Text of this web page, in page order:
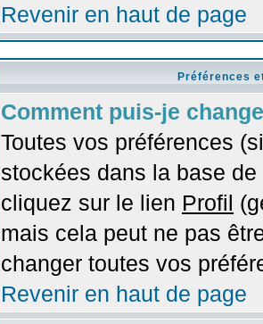
Revenir en haut de page
Préférences
Comment puis-je
Toutes vos préférences
stockées dans la base
cliquez sur le lien Profil
mais cela peut ne pas
changer toutes vos
Revenir en haut de page